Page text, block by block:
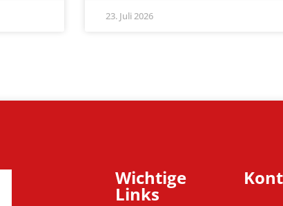
23. Juli 2026
Wichtige
Links